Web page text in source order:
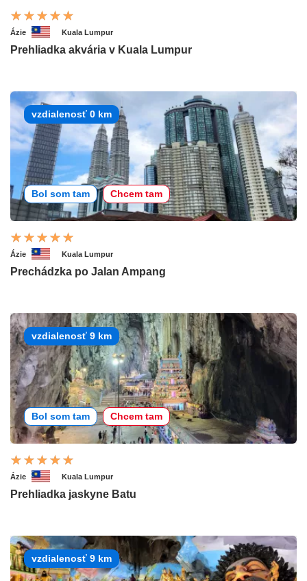
Ázie Kuala Lumpur
Prehliadka akvária v Kuala Lumpur
vzdialenosť 0 km
Bol som tam Chcem tam
Ázie Kuala Lumpur
Prechádzka po Jalan Ampang
vzdialenosť 9 km
Bol som tam Chcem tam
Ázie Kuala Lumpur
Prehliadka jaskyne Batu
vzdialenosť 9 km